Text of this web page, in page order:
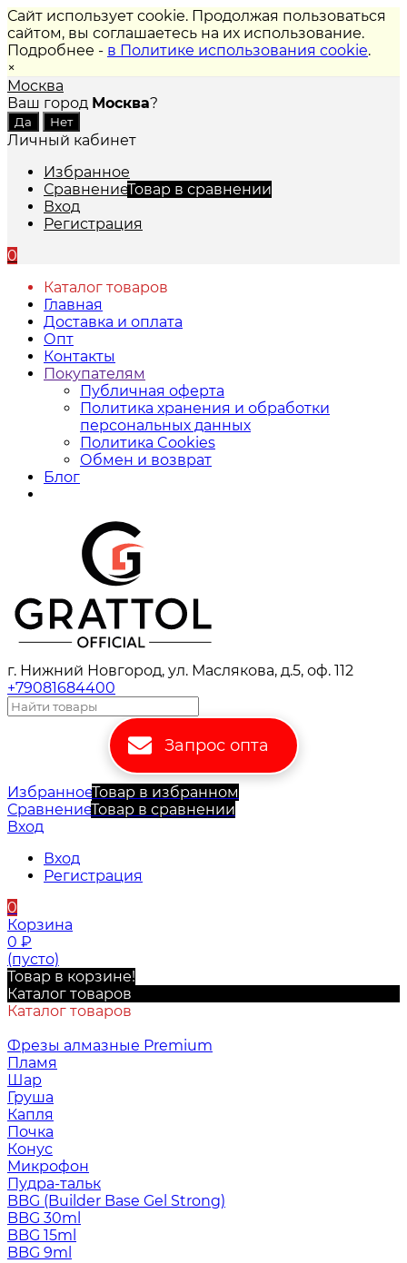
Сайт использует cookie. Продолжая пользоваться
сайтом, вы соглашаетесь на их использование.
Подробнее - в Политике использования cookie.
×
Москва
Ваш город Москва?
Личный кабинет
Избранное
СравнениеТовар в сравнении
Вход
Регистрация
0
Каталог товаров
Главная
Доставка и оплата
Опт
Контакты
Покупателям
Публичная оферта
Политика хранения и обработки
персональных данных
Политика Cookies
Обмен и возврат
Блог
г. Нижний Новгород, ул. Маслякова, д.5, оф. 112
+79081684400
Запрос опта
ИзбранноеТовар в избранном
СравнениеТовар в сравнении
Вход
Вход
Регистрация
0
Корзина
0 ₽
(пусто)
Товар в корзине!
Каталог товаров
Каталог товаров
Фрезы алмазные Premium
Пламя
Шар
Груша
Капля
Почка
Конус
Микрофон
Пудра-тальк
BBG (Builder Base Gel Strong)
BBG 30ml
BBG 15ml
BBG 9ml